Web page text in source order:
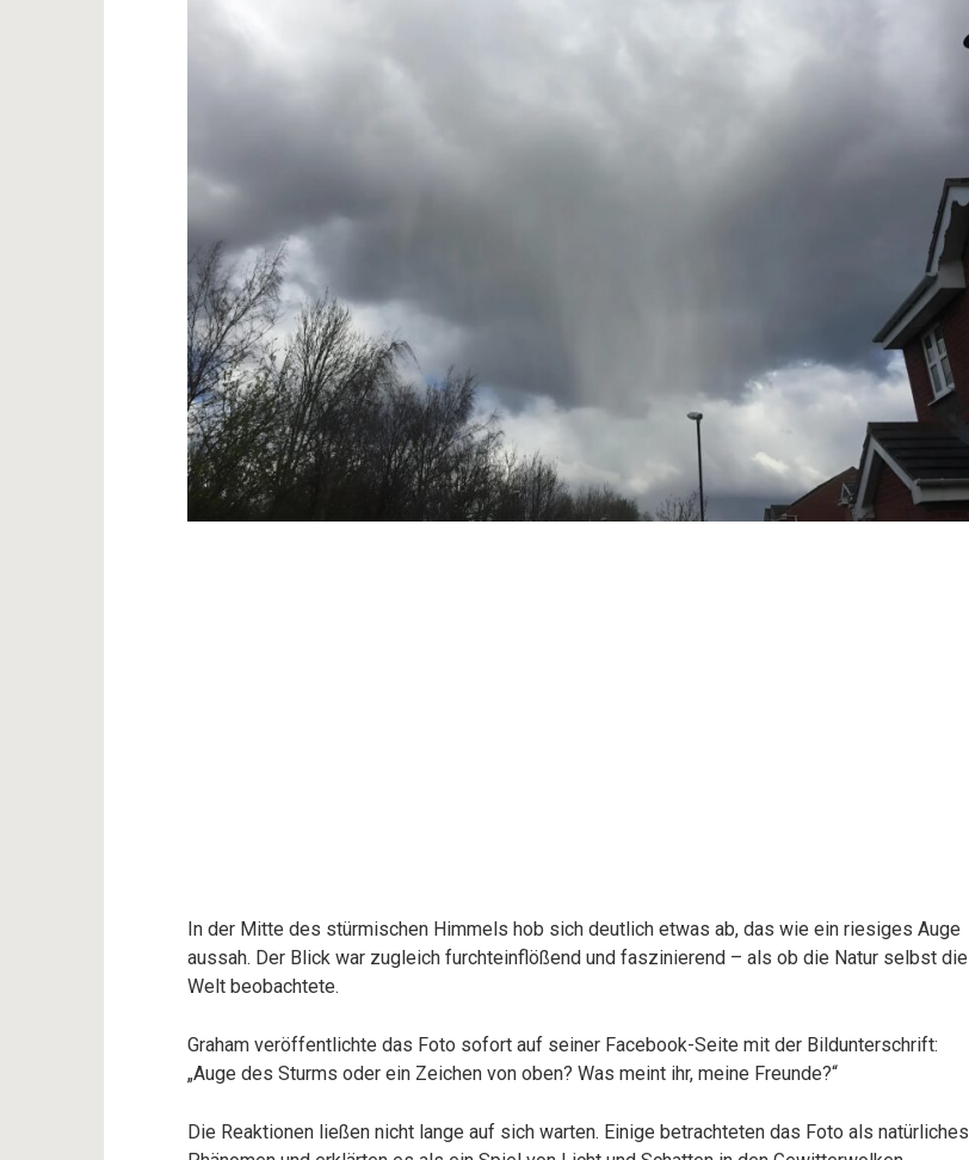
In der Mitte des stürmischen Himmels hob sich deutlich etwas ab, das wie ein riesiges Auge
aussah. Der Blick war zugleich furchteinflößend und faszinierend – als ob die Natur selbst die
Welt beobachtete.
Graham veröffentlichte das Foto sofort auf seiner Facebook-Seite mit der Bildunterschrift:
„Auge des Sturms oder ein Zeichen von oben? Was meint ihr, meine Freunde?“
Die Reaktionen ließen nicht lange auf sich warten. Einige betrachteten das Foto als natürliches